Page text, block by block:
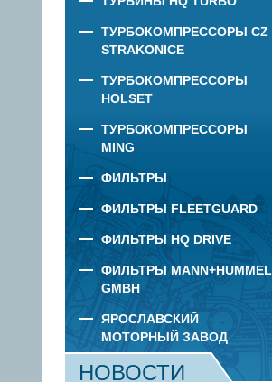
ТУРБОКОМПРЕССОРЫ CZ
STRAKONICE
ТУРБОКОМПРЕССОРЫ
HOLSET
ТУРБОКОМПРЕССОРЫ
MING
ФИЛЬТРЫ
ФИЛЬТРЫ FLEETGUARD
ФИЛЬТРЫ HQ DRIVE
ФИЛЬТРЫ MANN+HUMMEL
GMBH
ЯРОСЛАВСКИЙ
МОТОРНЫЙ ЗАВОД
НОВОСТИ